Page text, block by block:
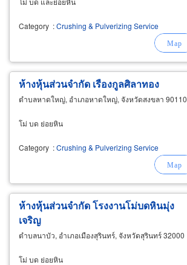
Category :Crushing & Pulverizing Service
ห้างหุ้นส่วนจำกัด เรืองกูลศิลาทอง
ตำบลหาดใหญ่, อำเภอหาดใหญ่, จังหวัดสงขลา 90110
โม่ บด ย่อยหิน
Category :Crushing & Pulverizing Service
ห้างหุ้นส่วนจำกัด โรงงานโม่บดหินมุ่ง
เจริญ
ตำบลนาบัว, อำเภอเมืองสุรินทร์, จังหวัดสุรินทร์ 32000
โม่ บด ย่อยหิน